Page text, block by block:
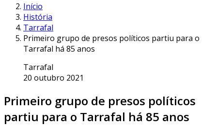
Início
História
Tarrafal
Primeiro grupo de presos políticos partiu para o
Tarrafal há 85 anos
Tarrafal
20 outubro 2021
Primeiro grupo de presos políticos
partiu para o Tarrafal há 85 anos